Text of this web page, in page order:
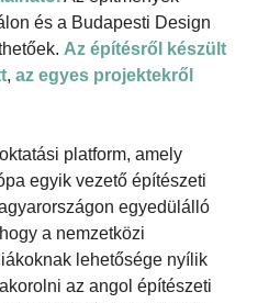
és a Budapesti Design
Az építésről készült
, az egyes projektekről
platform, amely
egyik vezető építészeti
egyedülálló
a nemzetközi
lehetősége nyílik
az angol építészeti